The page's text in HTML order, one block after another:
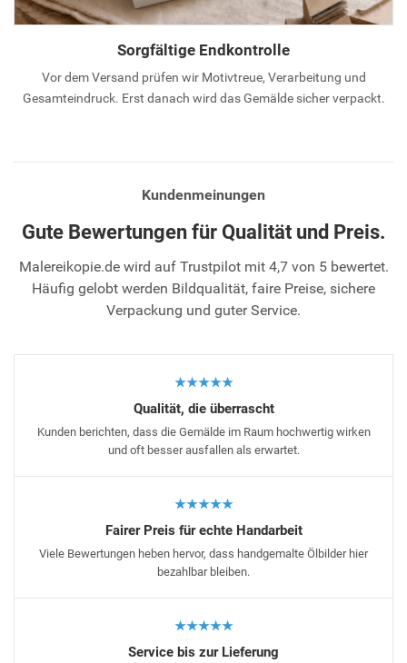
Sorgfältige Endkontrolle
Vor dem Versand prüfen wir Motivtreue, Verarbeitung und
Gesamteindruck. Erst danach wird das Gemälde sicher verpackt.
Kundenmeinungen
Gute Bewertungen für Qualität und Preis.
Malereikopie.de wird auf Trustpilot mit 4,7 von 5 bewertet.
Häufig gelobt werden Bildqualität, faire Preise, sichere
Verpackung und guter Service.
★★★★★
Qualität, die überrascht
Kunden berichten, dass die Gemälde im Raum hochwertig wirken
und oft besser ausfallen als erwartet.
★★★★★
Fairer Preis für echte Handarbeit
Viele Bewertungen heben hervor, dass handgemalte Ölbilder hier
bezahlbar bleiben.
★★★★★
Service bis zur Lieferung